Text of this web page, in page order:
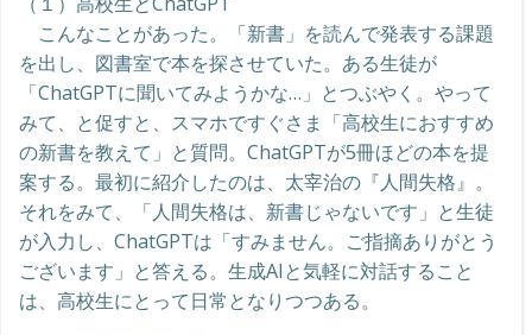
こんなことがあった。「新書」を読んで発表する課題
を出し、図書室で本を探させていた。ある生徒が
「ChatGPTに聞いてみようかな…」とつぶやく。やって
みて、と促すと、スマホですぐさま「高校生におすすめ
の新書を教えて」と質問。ChatGPTが5冊ほどの本を提
案する。最初に紹介したのは、太宰治の『人間失格』。
それをみて、「人間失格は、新書じゃないです」と生徒
が入力し、ChatGPTは「すみません。ご指摘ありがとう
ございます」と答える。生成AIと気軽に対話すること
は、高校生にとって日常となりつつある。